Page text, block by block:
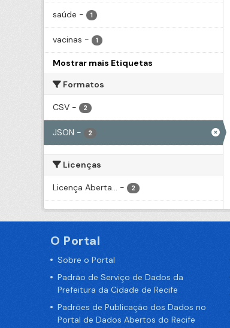
saúde - 1
vacinas - 1
Mostrar mais Etiquetas
Formatos
CSV - 2
JSON - 2
Licenças
Licença Aberta... - 2
O Portal
Sobre o Portal
Padrão de Serviço de Dados da
Prefeitura da Cidade de Recife
Padrões de Publicação dos Dados no
Portal de Dados Abertos do Recife